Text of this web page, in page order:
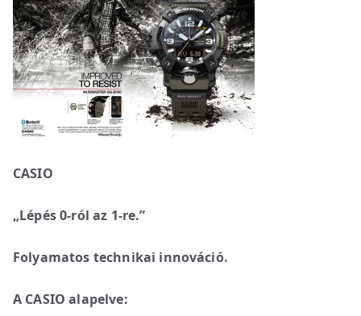
CASIO
„Lépés 0-ról az 1-re.”
Folyamatos technikai innováció.
A CASIO alapelve: